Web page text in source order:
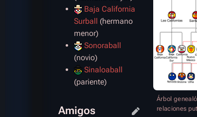
Árbol
relaciones
Baja California
Surball (hermano
menor)
Sonoraball
(novio)
Sinaloaball
(pariente)
Amigos